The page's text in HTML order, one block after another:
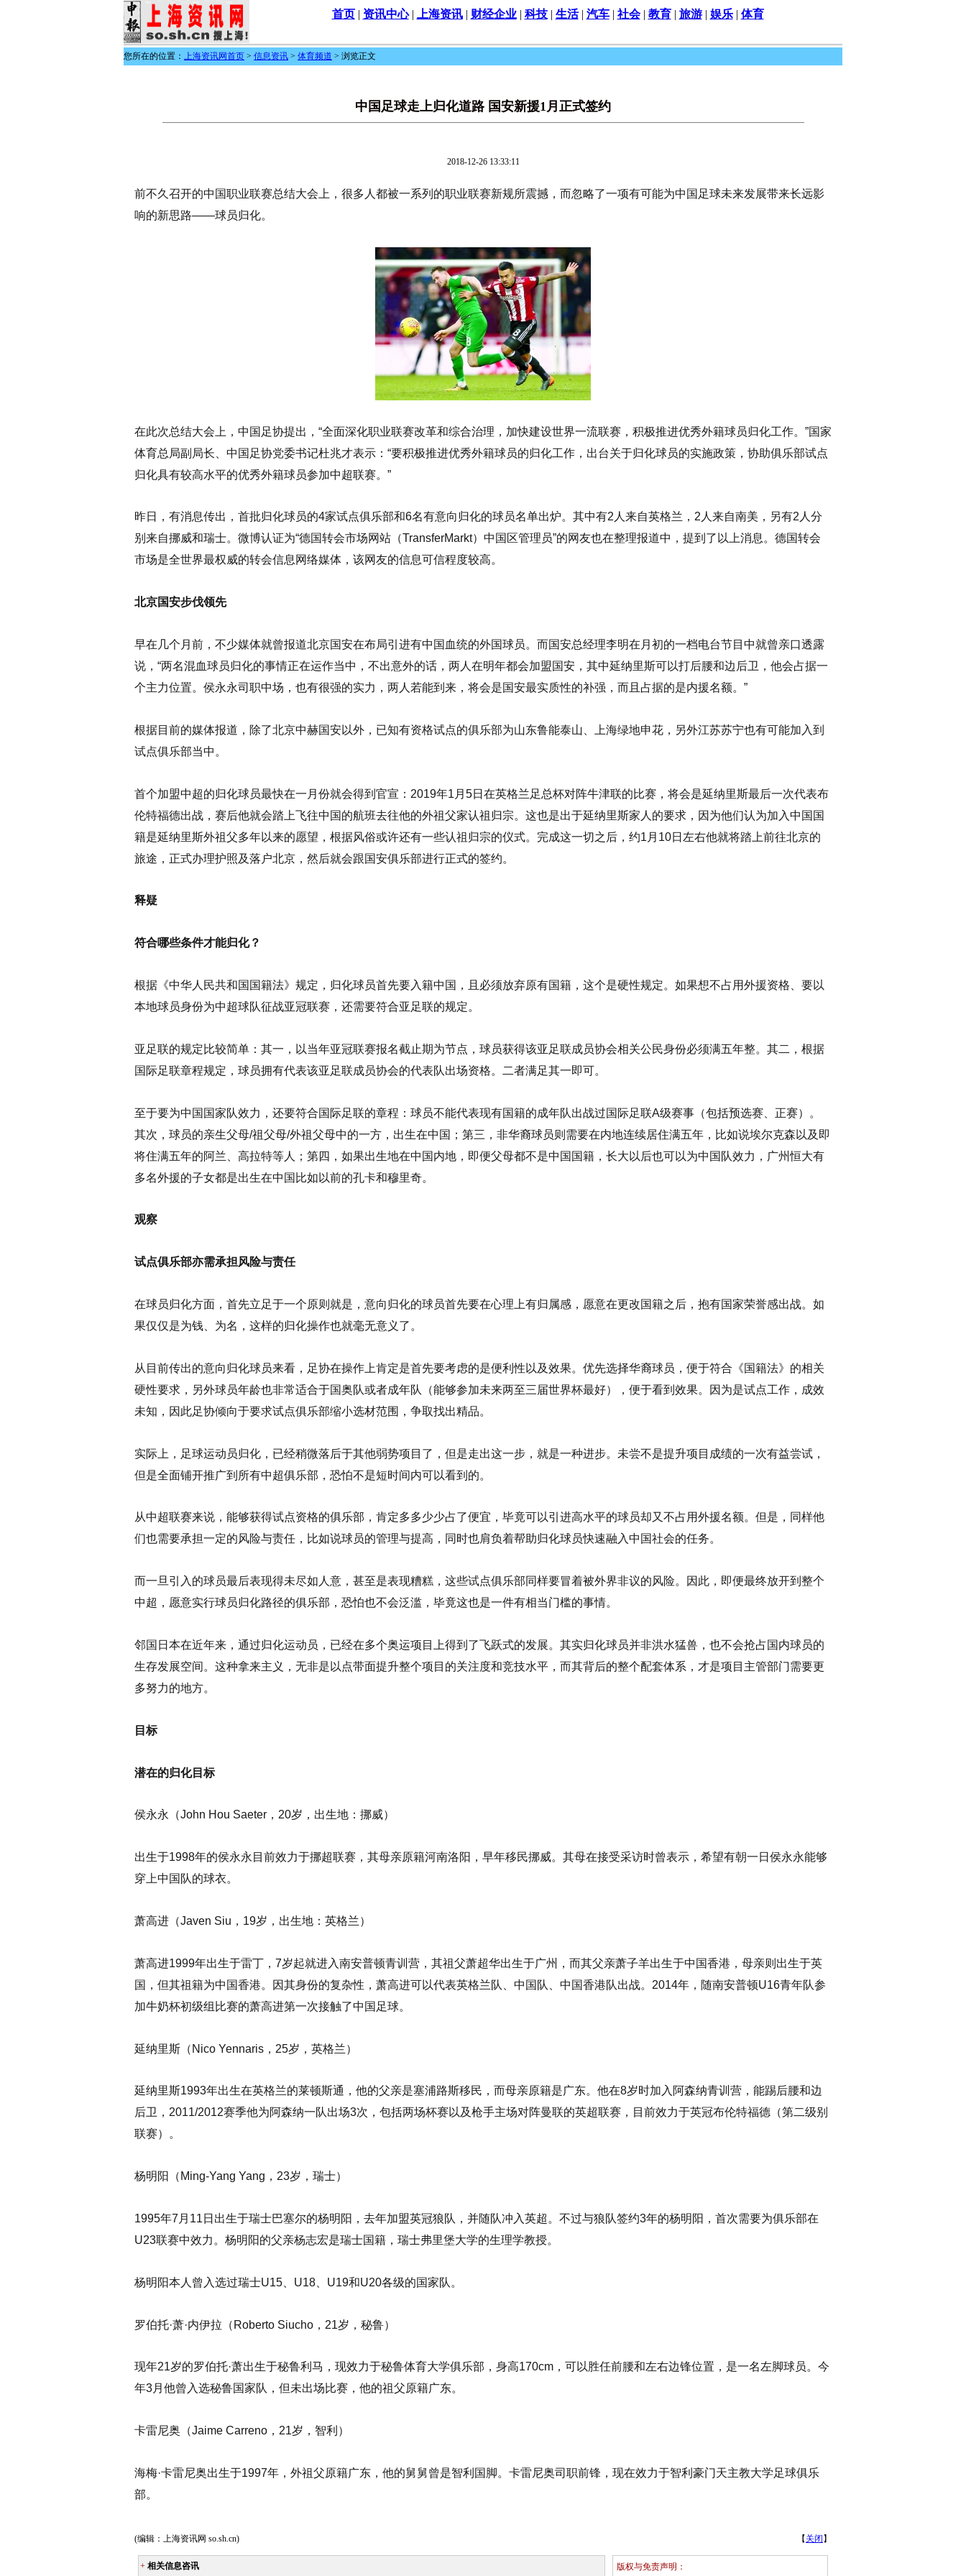
首页| 资讯中心| 上海资讯| 财经企业| 科技| 生活| 汽车| 社会| 教育| 旅游| 娱乐| 体育
您所在的位置： 上海资讯网首页 > 信息资讯 > 体育频道 > 浏览正文
中国足球走上归化道路 国安新援1月正式签约
2018-12-26 13:33:11
前不久召开的中国职业联赛总结大会上，很多人都被一系列的职业联赛新规所震撼，而忽略了一项有可能为中国足球未来发展带来长远影
响的新思路——球员归化。
在此次总结大会上，中国足协提出，“全面深化职业联赛改革和综合治理，加快建设世界一流联赛，积极推进优秀外籍球员归化工作。”国家
体育总局副局长、中国足协党委书记杜兆才表示：“要积极推进优秀外籍球员的归化工作，出台关于归化球员的实施政策，协助俱乐部试点
归化具有较高水平的优秀外籍球员参加中超联赛。”
昨日，有消息传出，首批归化球员的4家试点俱乐部和6名有意向归化的球员名单出炉。其中有2人来自英格兰，2人来自南美，另有2人分
别来自挪威和瑞士。微博认证为“德国转会市场网站（TransferMarkt）中国区管理员”的网友也在整理报道中，提到了以上消息。德国转会
市场是全世界最权威的转会信息网络媒体，该网友的信息可信程度较高。
北京国安步伐领先
早在几个月前，不少媒体就曾报道北京国安在布局引进有中国血统的外国球员。而国安总经理李明在月初的一档电台节目中就曾亲口透露
说，“两名混血球员归化的事情正在运作当中，不出意外的话，两人在明年都会加盟国安，其中延纳里斯可以打后腰和边后卫，他会占据一
个主力位置。侯永永司职中场，也有很强的实力，两人若能到来，将会是国安最实质性的补强，而且占据的是内援名额。”
根据目前的媒体报道，除了北京中赫国安以外，已知有资格试点的俱乐部为山东鲁能泰山、上海绿地申花，另外江苏苏宁也有可能加入到
试点俱乐部当中。
首个加盟中超的归化球员最快在一月份就会得到官宣：2019年1月5日在英格兰足总杯对阵牛津联的比赛，将会是延纳里斯最后一次代表布
伦特福德出战，赛后他就会踏上飞往中国的航班去往他的外祖父家认祖归宗。这也是出于延纳里斯家人的要求，因为他们认为加入中国国
籍是延纳里斯外祖父多年以来的愿望，根据风俗或许还有一些认祖归宗的仪式。完成这一切之后，约1月10日左右他就将踏上前往北京的
旅途，正式办理护照及落户北京，然后就会跟国安俱乐部进行正式的签约。
释疑
符合哪些条件才能归化？
根据《中华人民共和国国籍法》规定，归化球员首先要入籍中国，且必须放弃原有国籍，这个是硬性规定。如果想不占用外援资格、要以
本地球员身份为中超球队征战亚冠联赛，还需要符合亚足联的规定。
亚足联的规定比较简单：其一，以当年亚冠联赛报名截止期为节点，球员获得该亚足联成员协会相关公民身份必须满五年整。其二，根据
国际足联章程规定，球员拥有代表该亚足联成员协会的代表队出场资格。二者满足其一即可。
至于要为中国国家队效力，还要符合国际足联的章程：球员不能代表现有国籍的成年队出战过国际足联A级赛事（包括预选赛、正赛）。
其次，球员的亲生父母/祖父母/外祖父母中的一方，出生在中国；第三，非华裔球员则需要在内地连续居住满五年，比如说埃尔克森以及即
将住满五年的阿兰、高拉特等人；第四，如果出生地在中国内地，即便父母都不是中国国籍，长大以后也可以为中国队效力，广州恒大有
多名外援的子女都是出生在中国比如以前的孔卡和穆里奇。
观察
试点俱乐部亦需承担风险与责任
在球员归化方面，首先立足于一个原则就是，意向归化的球员首先要在心理上有归属感，愿意在更改国籍之后，抱有国家荣誉感出战。如
果仅仅是为钱、为名，这样的归化操作也就毫无意义了。
从目前传出的意向归化球员来看，足协在操作上肯定是首先要考虑的是便利性以及效果。优先选择华裔球员，便于符合《国籍法》的相关
硬性要求，另外球员年龄也非常适合于国奥队或者成年队（能够参加未来两至三届世界杯最好），便于看到效果。因为是试点工作，成效
未知，因此足协倾向于要求试点俱乐部缩小选材范围，争取找出精品。
实际上，足球运动员归化，已经稍微落后于其他弱势项目了，但是走出这一步，就是一种进步。未尝不是提升项目成绩的一次有益尝试，
但是全面铺开推广到所有中超俱乐部，恐怕不是短时间内可以看到的。
从中超联赛来说，能够获得试点资格的俱乐部，肯定多多少少占了便宜，毕竟可以引进高水平的球员却又不占用外援名额。但是，同样他
们也需要承担一定的风险与责任，比如说球员的管理与提高，同时也肩负着帮助归化球员快速融入中国社会的任务。
而一旦引入的球员最后表现得未尽如人意，甚至是表现糟糕，这些试点俱乐部同样要冒着被外界非议的风险。因此，即便最终放开到整个
中超，愿意实行球员归化路径的俱乐部，恐怕也不会泛滥，毕竟这也是一件有相当门槛的事情。
邻国日本在近年来，通过归化运动员，已经在多个奥运项目上得到了飞跃式的发展。其实归化球员并非洪水猛兽，也不会抢占国内球员的
生存发展空间。这种拿来主义，无非是以点带面提升整个项目的关注度和竞技水平，而其背后的整个配套体系，才是项目主管部门需要更
多努力的地方。
目标
潜在的归化目标
侯永永（John Hou Saeter，20岁，出生地：挪威）
出生于1998年的侯永永目前效力于挪超联赛，其母亲原籍河南洛阳，早年移民挪威。其母在接受采访时曾表示，希望有朝一日侯永永能够
穿上中国队的球衣。
萧高进（Javen Siu，19岁，出生地：英格兰）
萧高进1999年出生于雷丁，7岁起就进入南安普顿青训营，其祖父萧超华出生于广州，而其父亲萧子羊出生于中国香港，母亲则出生于英
国，但其祖籍为中国香港。因其身份的复杂性，萧高进可以代表英格兰队、中国队、中国香港队出战。2014年，随南安普顿U16青年队参
加牛奶杯初级组比赛的萧高进第一次接触了中国足球。
延纳里斯（Nico Yennaris，25岁，英格兰）
延纳里斯1993年出生在英格兰的莱顿斯通，他的父亲是塞浦路斯移民，而母亲原籍是广东。他在8岁时加入阿森纳青训营，能踢后腰和边
后卫，2011/2012赛季他为阿森纳一队出场3次，包括两场杯赛以及枪手主场对阵曼联的英超联赛，目前效力于英冠布伦特福德（第二级别
联赛）。
杨明阳（Ming-Yang Yang，23岁，瑞士）
1995年7月11日出生于瑞士巴塞尔的杨明阳，去年加盟英冠狼队，并随队冲入英超。不过与狼队签约3年的杨明阳，首次需要为俱乐部在
U23联赛中效力。杨明阳的父亲杨志宏是瑞士国籍，瑞士弗里堡大学的生理学教授。
杨明阳本人曾入选过瑞士U15、U18、U19和U20各级的国家队。
罗伯托·萧·内伊拉（Roberto Siucho，21岁，秘鲁）
现年21岁的罗伯托·萧出生于秘鲁利马，现效力于秘鲁体育大学俱乐部，身高170cm，可以胜任前腰和左右边锋位置，是一名左脚球员。今
年3月他曾入选秘鲁国家队，但未出场比赛，他的祖父原籍广东。
卡雷尼奥（Jaime Carreno，21岁，智利）
海梅·卡雷尼奥出生于1997年，外祖父原籍广东，他的舅舅曾是智利国脚。卡雷尼奥司职前锋，现在效力于智利豪门天主教大学足球俱乐
部。
(编辑：上海资讯网 so.sh.cn) 【 关闭 】
+ 相关信息咨讯 版权与免责声明：